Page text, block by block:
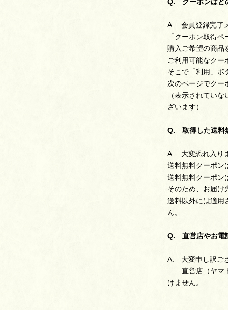
A. 会員登録完了
「クーポン取得
購入ご希望の商品
ご利用可能なクー
そこで「利用」ボ
次のページでク
（表示されてい
ざいます）
Q. 取得した送料
A. 大変恐れ入り
送料無料クーポン
送料無料クーポン
そのため、お届け
送料以外には適用
ん。
Q. 直営店やお電
A. 大変申し訳ご
直営店（ヤマト
けません。